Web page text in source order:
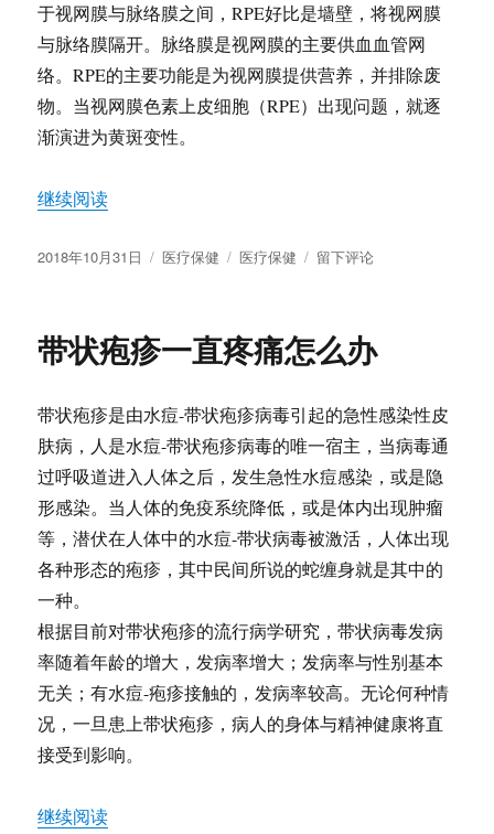
于视网膜与脉络膜之间，RPE好比是墙壁，将视网膜
与脉络膜隔开。脉络膜是视网膜的主要供血血管网
络。RPE的主要功能是为视网膜提供营养，并排除废
物。当视网膜色素上皮细胞（RPE）出现问题，就逐
渐演进为黄斑变性。
继续阅读“关于黄斑变性（AMD）”
发
2018年10月31日
分
医疗保健
标
医疗保健
于
斑
变
（AMD）
留下评论
带状疱疹一直疼痛怎么办
带状疱疹是由水痘-带状疱疹病毒引起的急性感染性皮
肤病，人是水痘-带状疱疹病毒的唯一宿主，当病毒通
过呼吸道进入人体之后，发生急性水痘感染，或是隐
形感染。当人体的免疫系统降低，或是体内出现肿瘤
等，潜伏在人体中的水痘-带状病毒被激活，人体出现
各种形态的疱疹，其中民间所说的蛇缠身就是其中的
一种。
根据目前对带状疱疹的流行病学研究，带状病毒发病
率随着年龄的增大，发病率增大；发病率与性别基本
无关；有水痘-疱疹接触的，发病率较高。无论何种情
况，一旦患上带状疱疹，病人的身体与精神健康将直
接受到影响。
继续阅读“带状疱疹一直疼痛怎么办”